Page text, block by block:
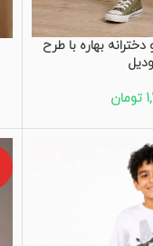
بهاره با طرح
تومان